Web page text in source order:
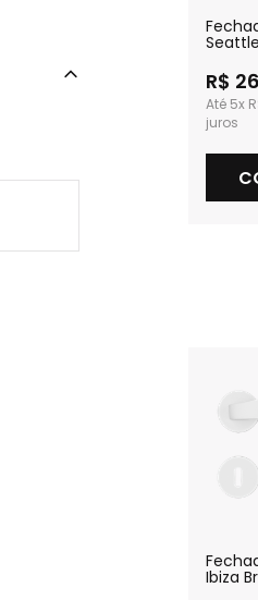
R$
5x
Ibiza